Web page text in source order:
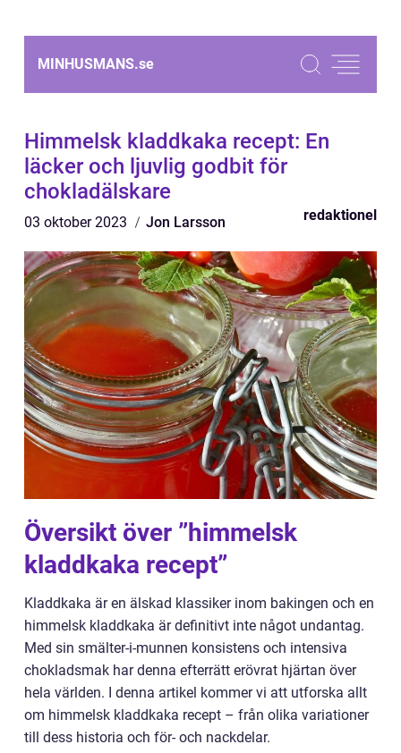
MINHUSMANS.se
Himmelsk kladdkaka recept: En
läcker och ljuvlig godbit för
chokladälskare
03 oktober 2023 Jon Larsson redaktionel
Översikt över ”himmelsk
kladdkaka recept”
Kladdkaka är en älskad klassiker inom bakingen och en
himmelsk kladdkaka är definitivt inte något undantag.
Med sin smälter-i-munnen konsistens och intensiva
chokladsmak har denna efterrätt erövrat hjärtan över
hela världen. I denna artikel kommer vi att utforska allt
om himmelsk kladdkaka recept – från olika variationer
till dess historia och för- och nackdelar.